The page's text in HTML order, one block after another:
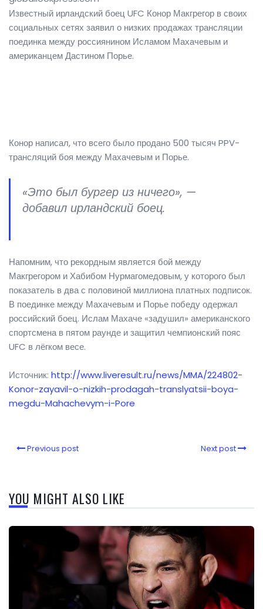
Известный ирландский боец UFC Конор Макгрегор в своих
социальных сетях заявил о низких продажах трансляции
поединка между россиянином Исламом Махачевым и
американцем Дастином Порье.
Конор написал, что всего было продано 500 тысяч PPV-
трансляций боя между Махачевым и Порье.
«Это был бургер из ничего», —
добавил ирландский боец.
Напомним, что рекордным является бой между
Макгрегором и Хабибом Нурмагомедовым, у которого был
показатель в два с половиной миллиона платных подписок.
В поединке между Махачевым и Порье победу одержал
российский боец. Ислам Махаче «задушил» американского
спортсмена в пятом раунде и защитил чемпионский пояс
UFC в лёгком весе.
Источник: http://www.liveresult.ru/news/MMA/224802-
Konor-zayavil-o-nizkih-prodagah-translyatsii-boya-
megdu-Mahachevym-i-Pore
Previous post Next post
YOU MIGHT ALSO LIKE